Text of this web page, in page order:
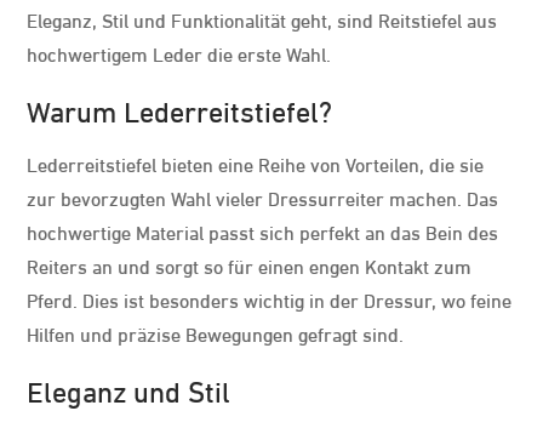
Eleganz, Stil und Funktionalität geht, sind Reitstiefel aus
hochwertigem Leder die erste Wahl.
Warum Lederreitstiefel?
Lederreitstiefel bieten eine Reihe von Vorteilen, die sie
zur bevorzugten Wahl vieler Dressurreiter machen. Das
hochwertige Material passt sich perfekt an das Bein des
Reiters an und sorgt so für einen engen Kontakt zum
Pferd. Dies ist besonders wichtig in der Dressur, wo feine
Hilfen und präzise Bewegungen gefragt sind.
Eleganz und Stil